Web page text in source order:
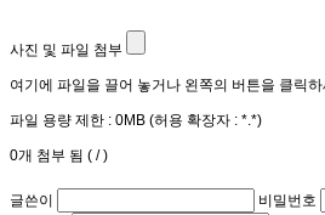
사진 및 파일 첨부
여기에 파일을 끌어 놓거나 왼쪽의 버튼을 클릭
파일 용량 제한 : 0MB (허용 확장자 : *.*)
0개 첨부 됨 ( /)
글쓴이
비밀번호